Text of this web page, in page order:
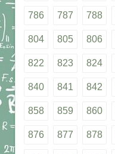
786 787 788
804 805 806
822 823 824
840 841 842
858 859 860
876 877 878